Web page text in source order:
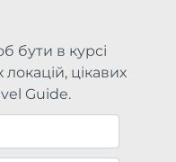
бути в курсі
цікавих
Guide.